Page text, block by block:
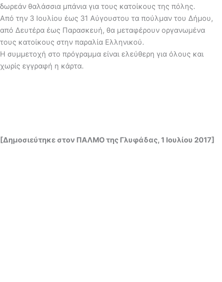
δωρεάν θαλάσσια μπάνια για τους κατοίκους της πόλης.
Από την 3 Ιουλίου έως 31 Αύγουστου τα πούλμαν του Δήμου,
από Δευτέρα έως Παρασκευή, θα μεταφέρουν οργανωμένα
τους κατοίκους στην παραλία Ελληνικού.
Η συμμετοχή στο πρόγραμμα είναι ελεύθερη για όλους και
χωρίς εγγραφή η κάρτα.
[Δημοσιεύτηκε στον ΠΑΛΜΟ της Γλυφάδας, 1 Ιουλίου 2017]